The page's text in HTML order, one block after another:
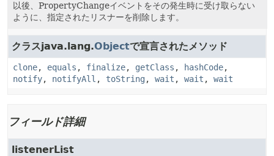
以後、PropertyChangeイベントをその発生時に受け取らない
ように、指定されたリスナーを削除します。
クラスjava.lang.Objectで宣言されたメソッド
clone, equals , finalize, getClass , hashCode,
notify, notifyAll , toString , wait , wait , wait
フィールド詳細
listenerList